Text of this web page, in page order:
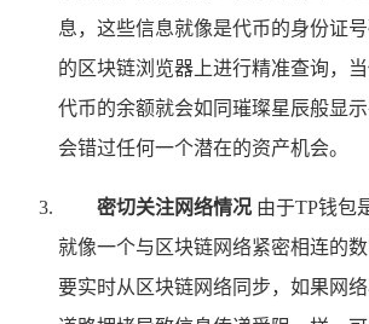
息，这些信息就像是代币的身份证
的区块链浏览器上进行精准查询，
代币的余额就会如同璀璨星辰般显
会错过任何一个潜在的资产机会。
密切关注网络情况 由于TP钱包
就像一个与区块链网络紧密相连的
要实时从区块链网络同步，如果网